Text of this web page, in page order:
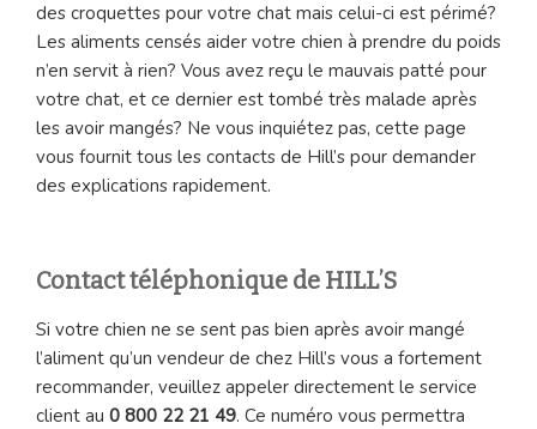
des croquettes pour votre chat mais celui-ci est périmé?
Les aliments censés aider votre chien à prendre du poids
n’en servit à rien? Vous avez reçu le mauvais patté pour
votre chat, et ce dernier est tombé très malade après
les avoir mangés? Ne vous inquiétez pas, cette page
vous fournit tous les contacts de Hill’s pour demander
des explications rapidement.
Contact téléphonique de HILL’S
Si votre chien ne se sent pas bien après avoir mangé
l’aliment qu’un vendeur de chez Hill’s vous a fortement
recommander, veuillez appeler directement le service
client au 0 800 22 21 49. Ce numéro vous permettra